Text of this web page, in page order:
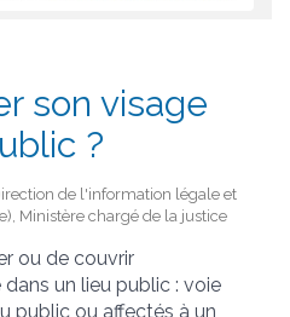
son visage
?
de l'information légale et
Ministère chargé de la justice
ou de couvrir
un lieu public : voie
public ou affectés à un